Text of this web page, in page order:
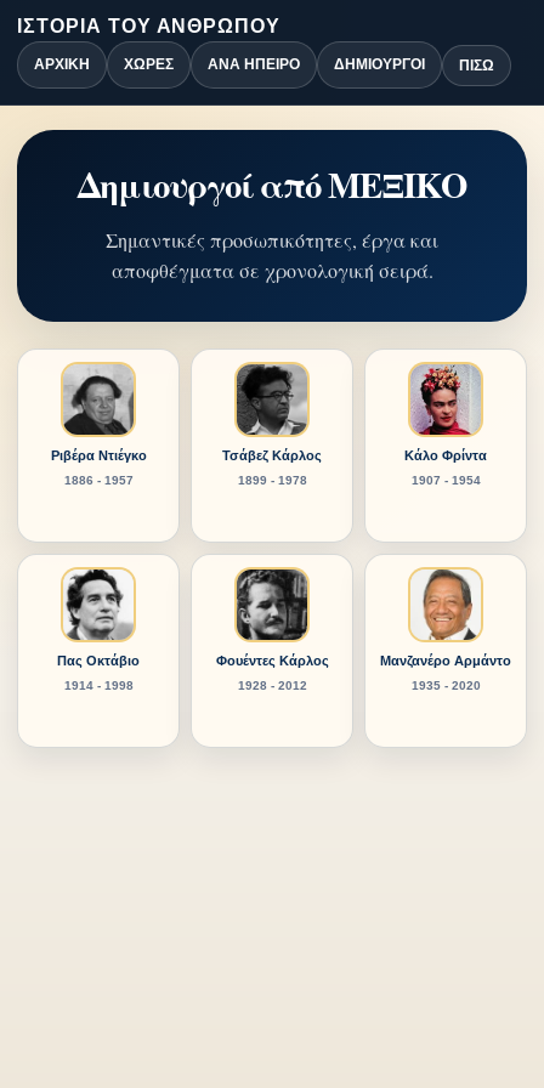
ΙΣΤΟΡΊΑ ΤΟΥ ΑΝΘΡΏΠΟΥ
ΑΡΧΙΚΉ ΧΏΡΕΣ ΑΝΆ ΉΠΕΙΡΟ ΔΗΜΙΟΥΡΓΟΊ ΠΊΣΩ
Δημιουργοί από ΜΕΞΙΚΟ
Σημαντικές προσωπικότητες, έργα και
αποφθέγματα σε χρονολογική σειρά.
Ριβέρα Ντιέγκο
1886 - 1957
Τσάβεζ Κάρλος
1899 - 1978
Κάλο Φρίντα
1907 - 1954
Πας Οκτάβιο
1914 - 1998
Φουέντες Κάρλος
1928 - 2012
Μανζανέρο Αρμάντο
1935 - 2020